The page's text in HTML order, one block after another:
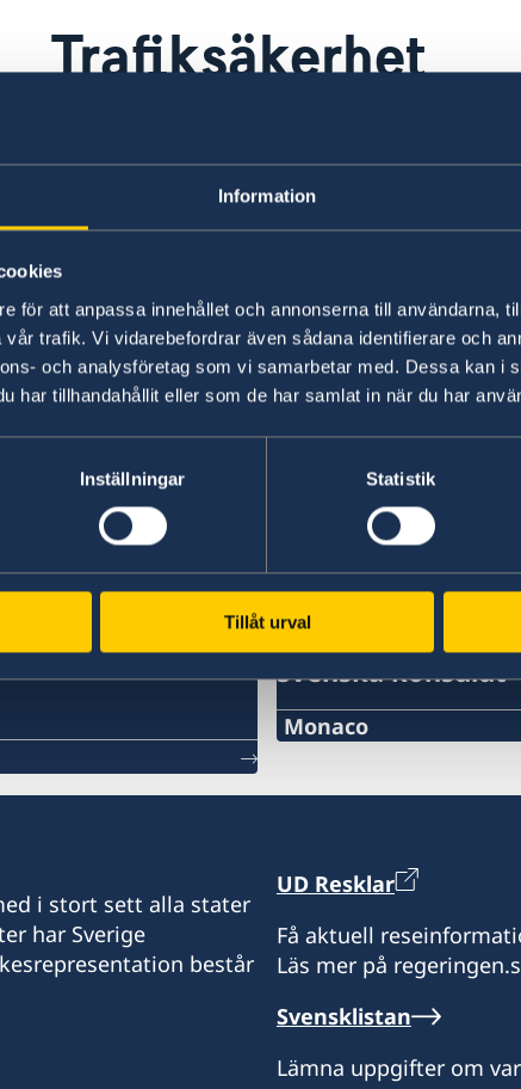
Information
för att anpassa innehållet och annonserna till användarna,
trafik. Vi vidarebefordrar även sådana identifierare och
och analysföretag som vi samarbetar med. Dessa kan i
har tillhandahållit eller som de har samlat in när du har
Inställningar Statistik
Tillåt urval
Trafiksäkerhet
Den monegaskiska trafikkulturen avviker
sin plats, t.ex. vid omkörningar.
Svenska konsulat
Monaco
Consulat honoraire de
4, Rue de la Turbie
98000 Monaco
i stort sett alla stater
har Sverige
består
UD Resklar
Få aktuell
Läs mer på
Svensklistan
Lämna uppgifter om